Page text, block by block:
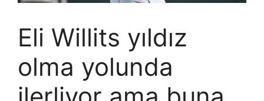
Eli Willits yıldız
olma yolunda